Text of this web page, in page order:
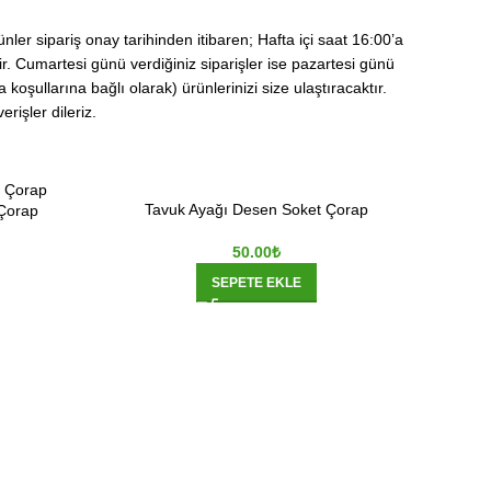
sipariş onay tarihinden itibaren; Hafta içi saat 16:00’a
Cumartesi günü verdiğiniz siparişler ise pazartesi günü
bağlı olarak) ürünlerinizi size ulaştıracaktır.
dileriz.
Tavuk Ayağı Desen Soket Çorap
50.00₺
SEPETE EKLE